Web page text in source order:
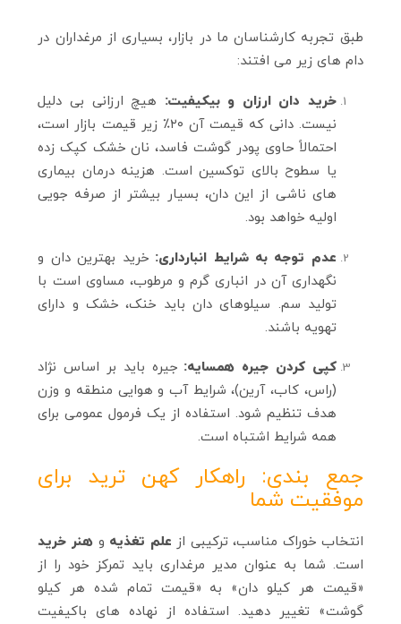
طبق تجربه کارشناسان ما در بازار، بسیاری از مرغداران در
دام‌ های زیر می‌ افتند:
خرید دان ارزان و بیکیفیت: هیچ ارزانی بی‌ دلیل
نیست. دانی که قیمت آن ۲۰٪ زیر قیمت بازار است،
احتمالاً حاوی پودر گوشت فاسد، نان خشک کپک‌ زده
یا سطوح بالای توکسین است. هزینه درمان بیماری‌
های ناشی از این دان، بسیار بیشتر از صرفه‌ جویی
اولیه خواهد بود.
عدم توجه به شرایط انبارداری: خرید بهترین دان و
نگهداری آن در انباری گرم و مرطوب، مساوی است با
تولید سم. سیلوهای دان باید خنک، خشک و دارای
تهویه باشند.
کپی کردن جیره همسایه: جیره باید بر اساس نژاد
(راس، کاب، آرین)، شرایط آب و هوایی منطقه و وزن
هدف تنظیم شود. استفاده از یک فرمول عمومی برای
همه شرایط اشتباه است.
جمع‌ بندی: راهکار کهن ترید برای
موفقیت شما
انتخاب خوراک مناسب، ترکیبی از علم تغذیه وهنر خرید
است. شما به عنوان مدیر مرغداری باید تمرکز خود را از
«قیمت هر کیلو دان» به «قیمت تمام شده هر کیلو
گوشت» تغییر دهید. استفاده از نهاده‌ های باکیفیت